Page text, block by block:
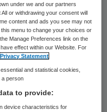
beroep op hen
eenvoudige
bij ZonMw.
15 procent uit van
zijn naar
ziekten waar
under we and our partners
or withdrawing your consent will
content and ads you see may not
menu to change your choices or
Manage Preferences link on the
effect within our Website. For
Privacy Statement
and statistical cookies,
a person
to provide:
device characteristics for